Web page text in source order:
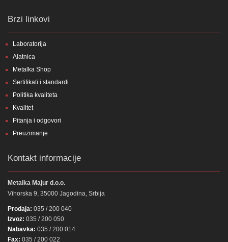
Brzi linkovi
Laboratorija
Alatnica
Metalka Shop
Sertifikati i standardi
Politika kvaliteta
Kvalitet
Pitanja i odgovori
Preuzimanje
Kontakt informacije
Metalka Majur d.o.o.
Vihorska 9, 35000 Jagodina, Srbija
Prodaja: 035 / 200 040
Izvoz: 035 / 200 050
Nabavka: 035 / 200 014
Fax: 035 / 200 022